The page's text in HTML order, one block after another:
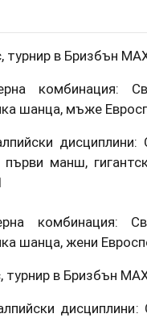
турнир в Бризбън
комбинация:
шанца, мъже
дисциплини:
първи манш,
комбинация:
шанца, жени
турнир в Бризбън
дисциплини: